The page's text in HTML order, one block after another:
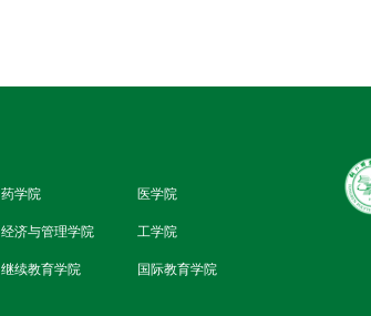
药学院 医学院
经济与管理学院 工学院
继续教育学院 国际教育学院